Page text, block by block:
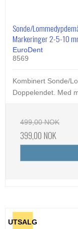
Sonde/
Markeringer 2-5-10
EuroDent
8569
Kombinert Sonde/
Doppelendet. Med
499,00 NOK
399,00 NOK
UTSALG